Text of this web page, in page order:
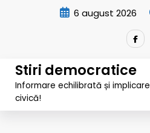
6 august 2026
Stiri democratice
Informare echilibrată și implicare
civică!